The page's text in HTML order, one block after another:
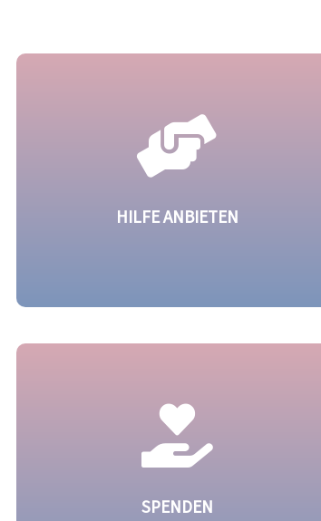
HILFE ANBIETEN
ermöglichen? Wir stehen beim Aufbau
Ihrer Gruppe zur Seite.
SPENDEN